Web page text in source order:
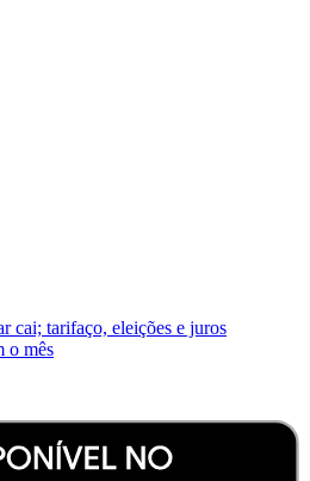
cai; tarifaço, eleições e juros
o mês